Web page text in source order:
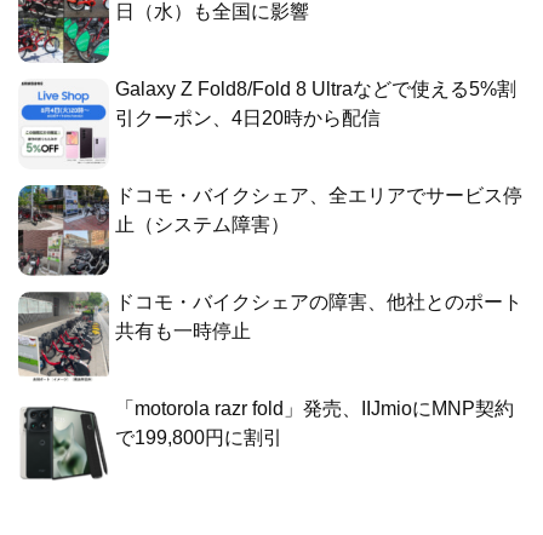
日（水）も全国に影響
Galaxy Z Fold8/Fold 8 Ultraなどで使える5%割
引クーポン、4日20時から配信
ドコモ・バイクシェア、全エリアでサービス停
止（システム障害）
ドコモ・バイクシェアの障害、他社とのポート
共有も一時停止
「motorola razr fold」発売、IIJmioにMNP契約
で199,800円に割引